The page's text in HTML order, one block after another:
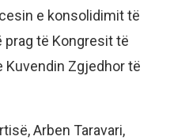
e konsolidimit të
të Kongresit të
Kuvendin Zgjedhor të
Arben Taravari,